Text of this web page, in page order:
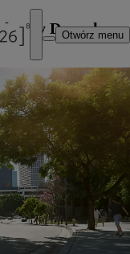
Otwórz menu
Danych